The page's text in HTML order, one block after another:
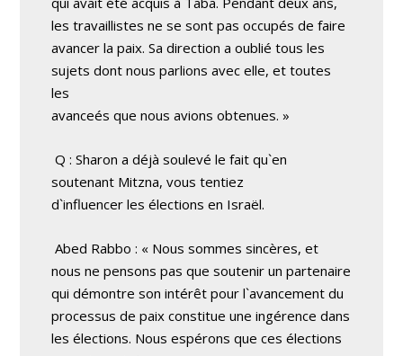
les travaillistes ne se sont pas occupés de faire
avancer la paix. Sa direction a oublié tous les
sujets dont nous parlions avec elle, et toutes
les
avanceés que nous avions obtenues. »
Q : Sharon a déjà soulevé le fait qu`en
soutenant Mitzna, vous tentiez
d`influencer les élections en Israël.
Abed Rabbo : « Nous sommes sincères, et
nous ne pensons pas que soutenir un partenaire
qui démontre son intérêt pour l`avancement du
processus de paix constitue une ingérence dans
les élections. Nous espérons que ces élections